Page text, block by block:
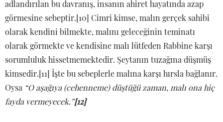
adlandırılan bu davranış, insanın ahiret hayatında azap
görmesine sebeptir.[10] Cimri kimse, malın gerçek sahibi
olarak kendini bilmekte, malını geleceğinin teminatı
olarak görmekte ve kendisine malı lütfeden Rabbine karşı
sorumluluk hissetmemektedir. Şeytanın tuzağına düşmüş
kimsedir.[11] İşte bu sebeplerle malına karşı hırsla bağlanır.
Oysa “O aşağıya (cehenneme) düştüğü zaman, malı ona hiç
fayda vermeyecek.”[12]